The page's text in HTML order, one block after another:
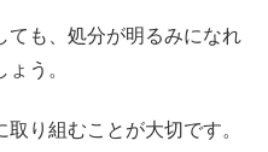
ても、処分が明るみになれ
う。
り組むことが大切です。